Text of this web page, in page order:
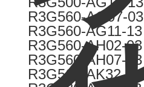
R3G560-AG07-03
R3G560-AG11-13
R3G560-AH02-03
R3G560-AH07-13
R3G560-AK32-11